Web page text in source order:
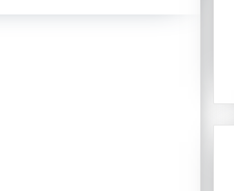
गर्नुपर्छ